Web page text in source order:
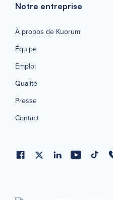
Notre entreprise
À propos de Kuorum
Équipe
Emploi
Qualité
Presse
Contact